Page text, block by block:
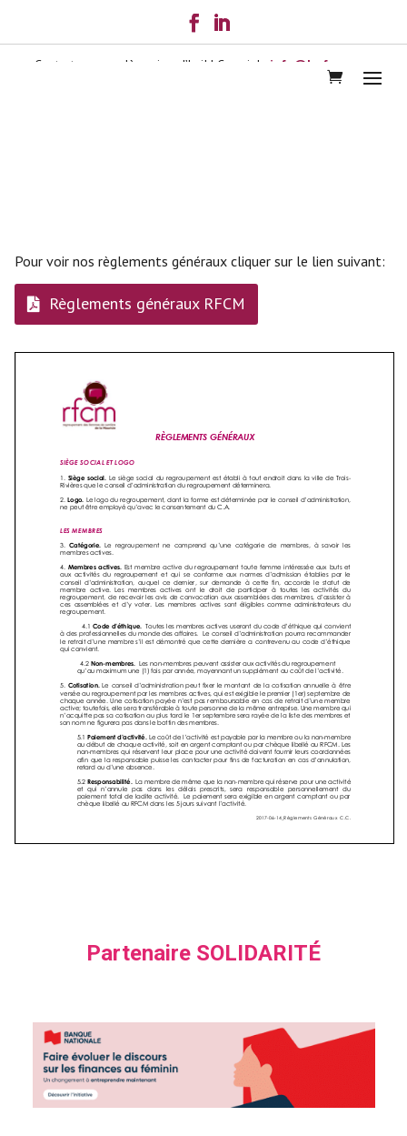
Contactez-nous dès aujourd’hui! | Courriel : info@lerfcm.com
Pour voir nos règlements généraux cliquer sur le lien suivant:
Règlements généraux RFCM
Partenaire SOLIDARITÉ